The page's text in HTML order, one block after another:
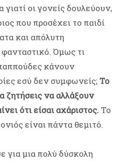
γιατί οι γονείς δουλεύουν,
που προσέχει το παιδί
και απόλυτη
Όμως τι
κάνουν
εσύ δεν συμφωνείς; Το
ζητήσεις να αλλάξουν
ότι είσαι αχάριστος. Το
είναι πάντα θεμιτό.
για μια πολύ δύσκολη